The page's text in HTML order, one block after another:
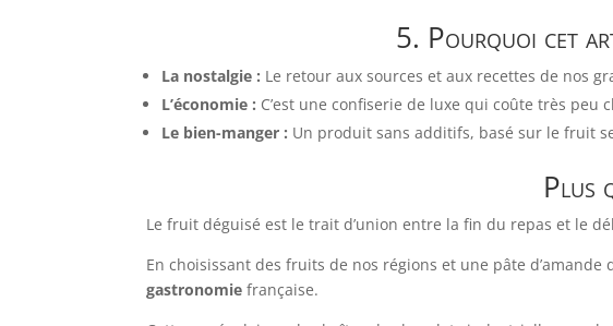
5. Pourquoi cet
La nostalgie : Le retour aux sources et aux recettes de nos
L’économie : C’est une confiserie de luxe qui coûte très peu
Le bien-manger : Un produit sans additifs, basé sur le fruit
Plus
Le fruit déguisé est le trait d’union entre la fin du repas et le
En choisissant des fruits de nos régions et une pâte
gastronomie française.